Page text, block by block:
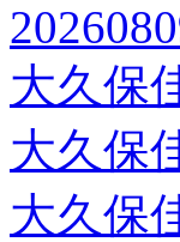
大久保
大久保
大久保